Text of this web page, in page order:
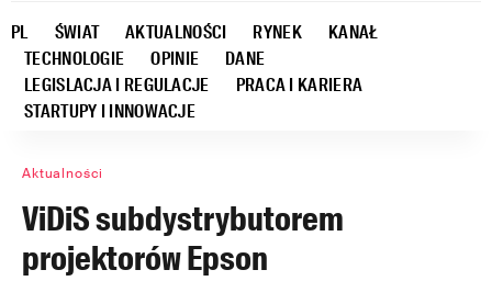
PL ŚWIAT AKTUALNOŚCI RYNEK
KANAŁ
TECHNOLOGIE
OPINIE
DANE
LEGISLACJA I REGULACJE
PRACA I KARIERA
STARTUPY I INNOWACJE
Aktualności
ViDiS subdystrybutorem
projektorów Epson